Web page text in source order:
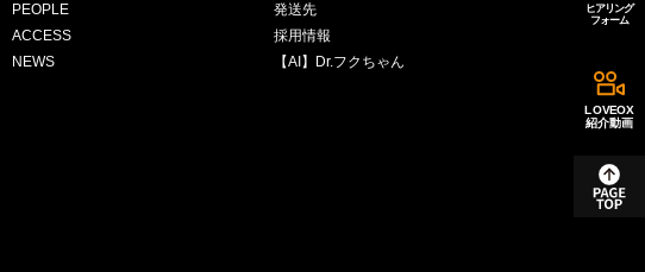
ヒアリング
フォーム
LOVEOX
紹介動画
PEOPLE
ACCESS
NEWS
発送先
採用情報
【AI】Dr.フクちゃん